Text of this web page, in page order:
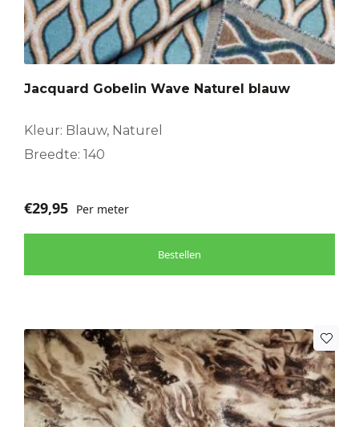
Jacquard Gobelin Wave Naturel blauw
Kleur: Blauw, Naturel
Breedte: 140
€29,95 Per meter
Bestellen